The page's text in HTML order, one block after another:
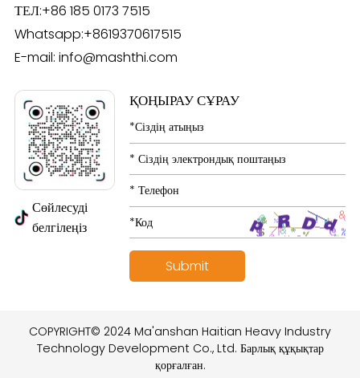
ТЕЛ:+86 185 0173 7515
Whatsapp:+8619370617515
E-mail: info@mashthi.com
Сөйлесуді
белгілеңіз
ҚОҢЫРАУ СҰРАУ
COPYRIGHT© 2024 Ma'anshan Haitian Heavy Industry
Technology Development Co., Ltd. Барлық құқықтар
қорғалған.